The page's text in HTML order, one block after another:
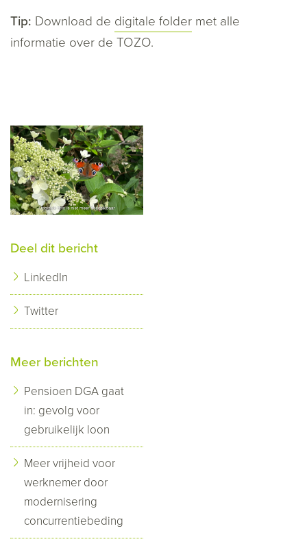
Tip: Download de digitale folder met alle
informatie over de TOZO.
Deel dit bericht
LinkedIn
Twitter
Meer berichten
Pensioen DGA gaat
in: gevolg voor
gebruikelijk loon
Meer vrijheid voor
werknemer door
modernisering
concurrentiebeding